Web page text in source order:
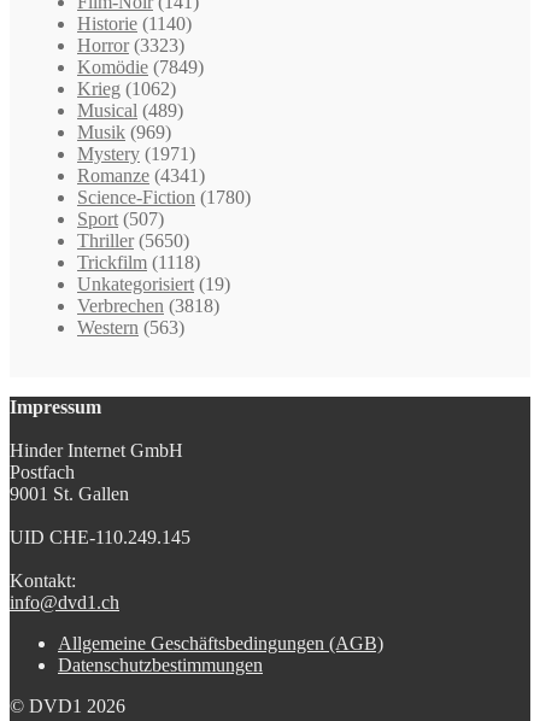
Historie (1140)
Horror (3323)
Komödie (7849)
Krieg (1062)
Musical (489)
Musik (969)
Mystery (1971)
Romanze (4341)
Science-Fiction (1780)
Sport (507)
Thriller (5650)
Trickfilm (1118)
Unkategorisiert (19)
Verbrechen (3818)
Western (563)
Impressum
Hinder Internet GmbH
Postfach
9001 St. Gallen
UID CHE-110.249.145
Kontakt:
info@dvd1.ch
Allgemeine Geschäftsbedingungen (AGB)
Datenschutzbestimmungen
© DVD1 2026